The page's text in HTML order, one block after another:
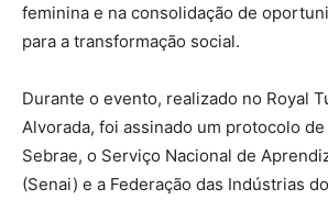
feminina e na consolidação de
para a transformação social.
Durante o evento, realizado no Royal
Alvorada, foi assinado um protocolo
Sebrae, o Serviço Nacional de
(Senai) e a Federação das Indústrias